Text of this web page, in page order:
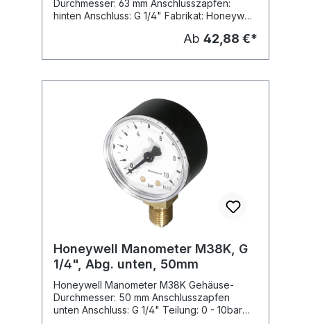
Durchmesser: 63 mm Anschlusszapfen:
hinten Anschluss: G 1/4" Fabrikat: Honeywell
M07M-A4, Teilung: 0 - 4 bar M07M-A10,
Ab 42,88 €*
Honeywell Manometer M38K, G
1/4", Abg. unten, 50mm
Honeywell Manometer M38K Gehäuse-
Durchmesser: 50 mm Anschlusszapfen
unten Anschluss: G 1/4" Teilung: 0 - 10bar